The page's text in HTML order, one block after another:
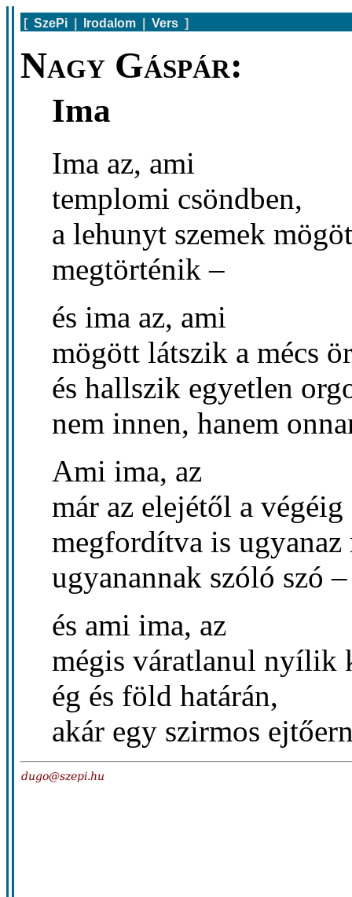
[ SzePi Irodalom Vers ]
Nagy Gáspár:
Ima
Ima az, ami
templomi csöndben,
a lehunyt szemek
megtörténik –
és ima az, ami
mögött látszik a mécs
és hallszik egyetlen
nem innen, hanem
Ami ima, az
már az elejétől a végéig
megfordítva is ugyanaz
ugyanannak szóló szó –
és ami ima, az
mégis váratlanul nyílik
ég és föld határán,
akár egy szirmos